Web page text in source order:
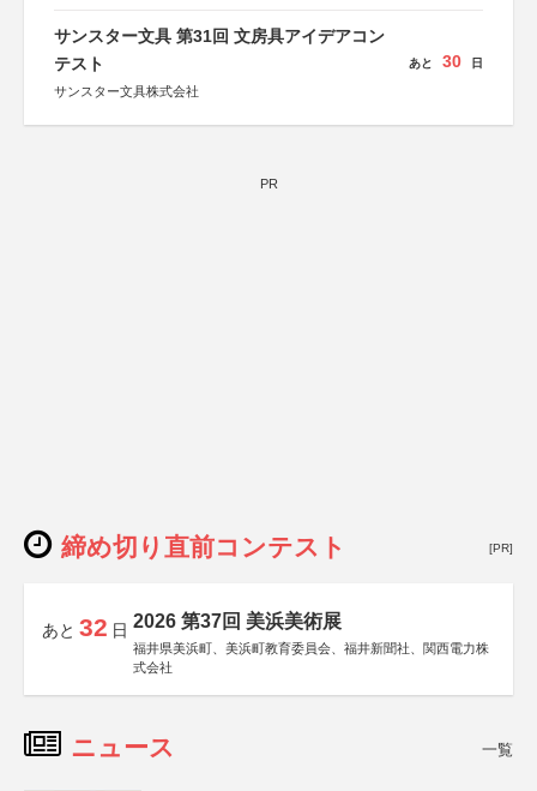
サンスター文具 第31回 文房具アイデアコン
テスト
サンスター文具株式会社
あと 30 日
PR
締め切り直前コンテスト [PR]
あと 32 日 2026 第37回 美浜美術展
福井県美浜町、美浜町教育委員会、福井新聞社、関西電力株
式会社
ニュース 一覧